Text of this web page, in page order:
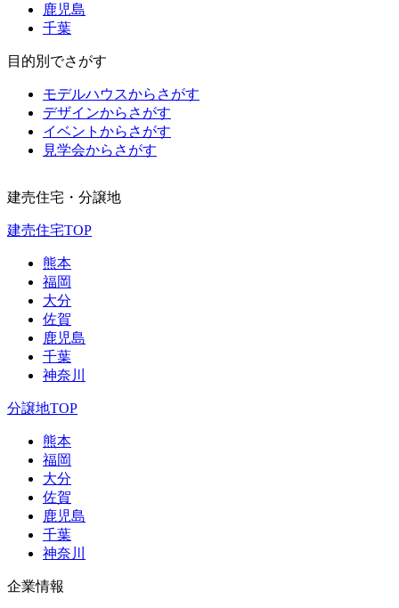
鹿児島
千葉
目的別でさがす
モデルハウスからさがす
デザインからさがす
イベントからさがす
見学会からさがす
建売住宅・分譲地
建売住宅TOP
熊本
福岡
大分
佐賀
鹿児島
千葉
神奈川
分譲地TOP
熊本
福岡
大分
佐賀
鹿児島
千葉
神奈川
企業情報